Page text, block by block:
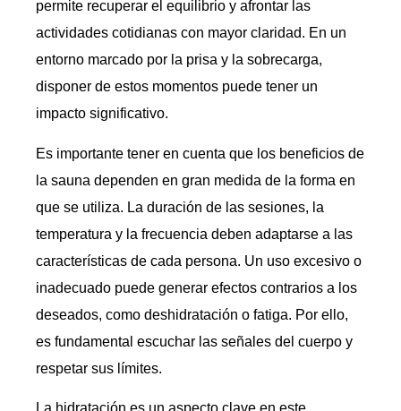
permite recuperar el equilibrio y afrontar las
actividades cotidianas con mayor claridad. En un
entorno marcado por la prisa y la sobrecarga,
disponer de estos momentos puede tener un
impacto significativo.
Es importante tener en cuenta que los beneficios de
la sauna dependen en gran medida de la forma en
que se utiliza. La duración de las sesiones, la
temperatura y la frecuencia deben adaptarse a las
características de cada persona. Un uso excesivo o
inadecuado puede generar efectos contrarios a los
deseados, como deshidratación o fatiga. Por ello,
es fundamental escuchar las señales del cuerpo y
respetar sus límites.
La hidratación es un aspecto clave en este